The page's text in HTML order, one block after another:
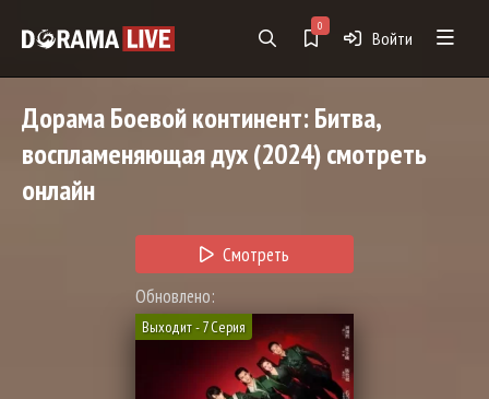
0
Войти
ДорамаБоевой континент: Битва,
воспламеняющая дух(2024) смотреть
онлайн
Смотреть
Обновлено:
Выходит - 7 Серия